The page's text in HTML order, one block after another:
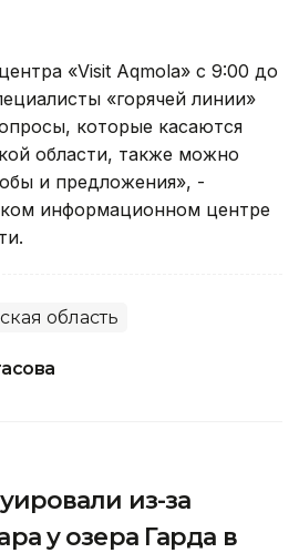
«Visit Aqmola» с 9:00 до
«горячей линии»
которые касаются
области, также можно
и предложения», -
информационном центре
область
из-за
у озера Гарда в